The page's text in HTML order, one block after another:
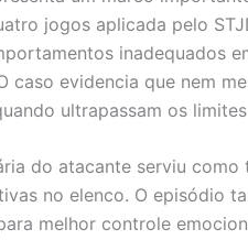
jogos aplicada pelo
inadequados
caso evidencia que nem
ultrapassam os
do atacante serviu
no elenco. O episódio
melhor controle